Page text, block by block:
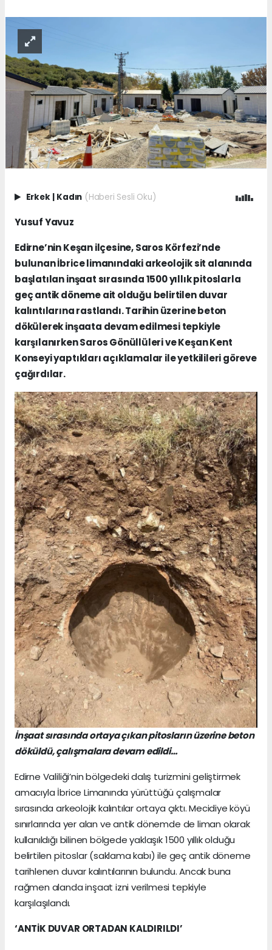
Erkek Kadın (Haberi Sesli Oku)
Yusuf Yavuz
Edirne’nin Keşan ilçesine, Saros Körfezi’nde
bulunan İbrice limanındaki arkeolojik sit alanında
başlatılan inşaat sırasında 1500 yıllık pitoslarla
geç antik döneme ait olduğu belirtilen duvar
kalıntılarına rastlandı. Tarihin üzerine beton
dökülerek inşaata devam edilmesi tepkiyle
karşılanırken Saros Gönüllüleri ve Keşan Kent
Konseyi yaptıkları açıklamalar ile yetkilileri göreve
çağırdılar.
İnşaat sırasında ortaya çıkan pitosların üzerine beton
döküldü, çalışmalara devam edildi…
Edirne Valiliği’nin bölgedeki dalış turizmini geliştirmek
amacıyla İbrice Limanında yürüttüğü çalışmalar
sırasında arkeolojik kalıntılar ortaya çıktı. Mecidiye köyü
sınırlarında yer alan ve antik dönemde de liman olarak
kullanıldığı bilinen bölgede yaklaşık 1500 yıllık olduğu
belirtilen pitoslar (saklama kabı) ile geç antik döneme
tarihlenen duvar kalıntılarının bulundu. Ancak buna
rağmen alanda inşaat izni verilmesi tepkiyle
karşılaşılandı.
‘ANTİK DUVAR ORTADAN KALDIRILDI’